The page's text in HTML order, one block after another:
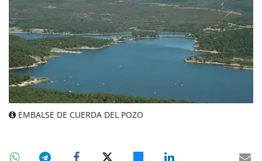
EMBALSE DE CUERDA DEL POZO